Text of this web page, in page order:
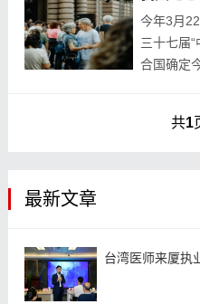
今年3月
三十七届
合国确定
共1
最新文章
台湾医师来厦执